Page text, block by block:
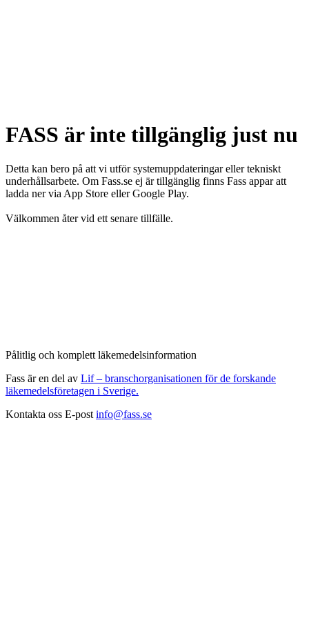
FASS är inte tillgänglig just nu
Detta kan bero på att vi utför systemuppdateringar eller tekniskt
underhållsarbete. Om Fass.se ej är tillgänglig finns Fass appar att
ladda ner via App Store eller Google Play.
Välkommen åter vid ett senare tillfälle.
Pålitlig och komplett läkemedelsinformation
Fass är en del av Lif – branschorganisationen för de forskande
läkemedelsföretagen i Sverige.
Kontakta oss E-post info@fass.se